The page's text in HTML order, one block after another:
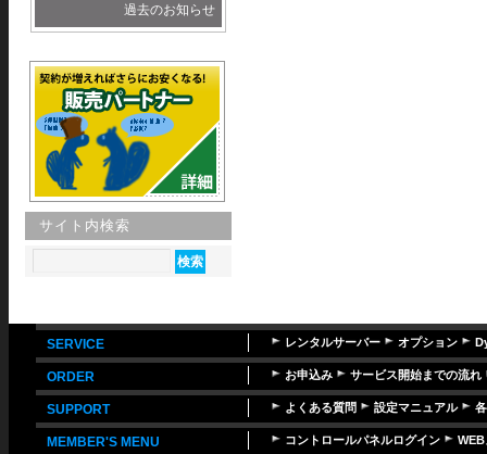
過去のお知らせ
サイト内検索
SERVICE レンタルサーバー オプション
ORDER お申込み サービス開始までの流れ
SUPPORT よくある質問 設定マニュアル
MEMBER'S MENU コントロールパネルログイン